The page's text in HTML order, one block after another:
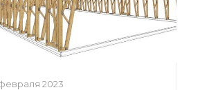
февраля 2023